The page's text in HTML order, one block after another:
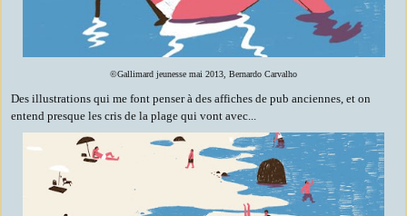
©Gallimard jeunesse mai 2013, Bernardo Carvalho
Des illustrations qui me font penser à des affiches de pub anciennes, et on
entend presque les cris de la plage qui vont avec...